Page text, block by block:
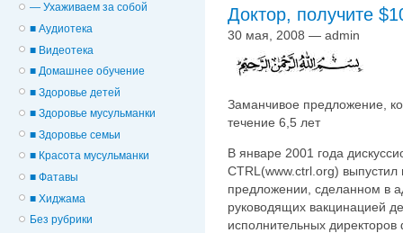
— Ухаживаем за собой
■ Аудиотека
■ Видеотека
■ Домашнее обучение
■ Здоровье детей
■ Здоровье мусульманки
■ Здоровье семьи
■ Красота мусульманки
■ Фатавы
■ Хиджама
Без рубрики
Доктор, получите
30 мая, 2008 — admin
Заманчивое предложение,
течение 6,5 лет
В январе 2001 года
CTRL(www.ctrl.org)
предложении, сделанном в
руководящих вакцинацией
исполнительных